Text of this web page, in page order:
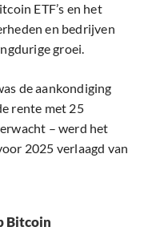
ETF’s en het
en bedrijven
groei.
de aankondiging
rente met 25
– werd het
2025 verlaagd van
Bitcoin